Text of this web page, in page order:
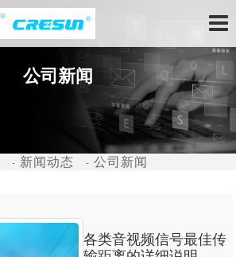
公司新闻
新闻动态 公司新闻
各类音视频信号最佳传